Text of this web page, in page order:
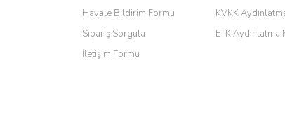
hızlı güvenli bir alışveriş oldu
Yalçın Kaya | 20/06/2026
Havale Bildirim Formu
Sipariş Sorgula
İletişim Formu
KVKK
ETK Aydınlatma